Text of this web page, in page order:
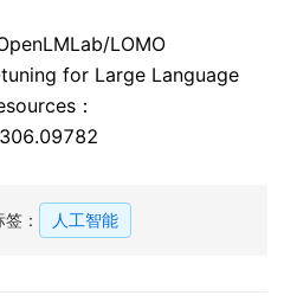
LOMO
for Large Language
：
签： 人工智能